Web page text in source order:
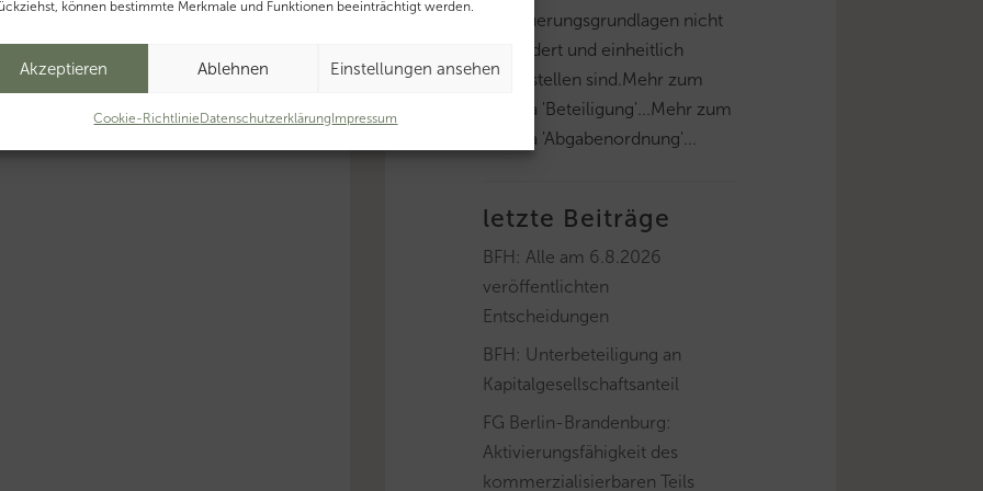
können bestimmte Merkmale und Funktionen beeinträchtigt werden.
Akzeptieren Ablehnen Einstellungen ansehen
Cookie-Richtlinie Datenschutzerklärung Impressum
Besteuerungsgrundlagen nicht
gesondert und einheitlich
festzustellen sind.Mehr zum
Thema 'Beteiligung'...Mehr zum
Thema 'Abgabenordnung'...
letzte Beiträge
BFH: Alle am 6.8.2026
veröffentlichten
Entscheidungen
BFH: Unterbeteiligung an
Kapitalgesellschaftsanteil
FG Berlin-Brandenburg:
Aktivierungsfähigkeit des
kommerzialisierbaren Teils